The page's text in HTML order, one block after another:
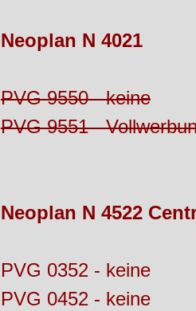
Neoplan N 4021
PVG 9550 - keine
PVG 9551 -
Neoplan N 4522
PVG 0352 - keine
PVG 0452 - keine